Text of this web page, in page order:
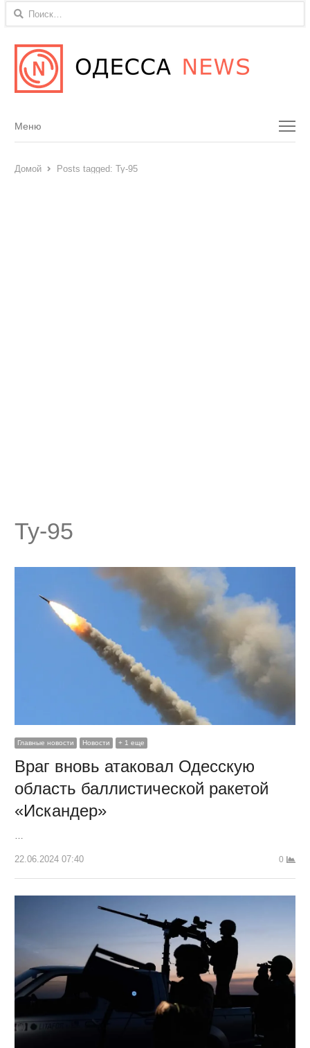
Найти:
Menu
Меню
Домой Posts tagged: Ту-95
Ту-95
Главные новости Новости + 1 еще
Враг вновь атаковал Одесскую
область баллистической ракетой
«Искандер»
…
22.06.2024 07:40 0